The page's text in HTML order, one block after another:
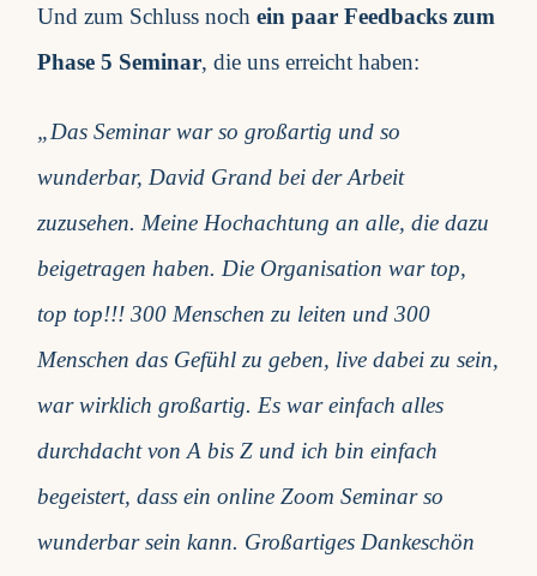
Und zum Schluss nochein paar Feedbacks zum
Phase 5 Seminar, die uns erreicht haben:
„Das Seminar war so großartig und so
wunderbar, David Grand bei der Arbeit
zuzusehen. Meine Hochachtung an alle, die dazu
beigetragen haben. Die Organisation war top,
top top!!! 300 Menschen zu leiten und 300
Menschen das Gefühl zu geben, live dabei zu sein,
war wirklich großartig. Es war einfach alles
durchdacht von A bis Z und ich bin einfach
begeistert, dass ein online Zoom Seminar so
wunderbar sein kann. Großartiges Dankeschön